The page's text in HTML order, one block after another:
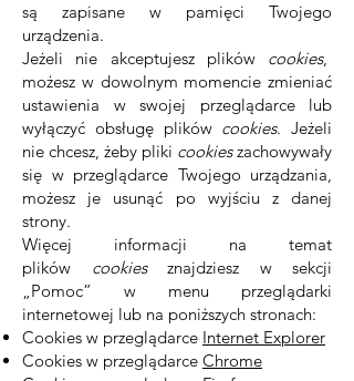
są zapisane w pamięci Twojego
urządzenia.
Jeżeli nie akceptujesz plików cookies,
możesz w dowolnym momencie zmieniać
ustawienia w swojej przeglądarce lub
wyłączyć obsługę plików cookies. Jeżeli
nie chcesz, żeby pliki cookieszachowywały
się w przeglądarce Twojego urządzania,
możesz je usunąć po wyjściu z danej
strony.
Więcej informacji na temat
plików cookies znajdziesz w sekcji
„Pomoc” w menu przeglądarki
internetowej lub na poniższych stronach:
Cookies w przeglądarce Internet Explorer
Cookies w przeglądarce Chrome